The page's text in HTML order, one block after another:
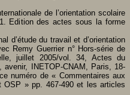
de l’orientation scolaire
Edition des actes sous la forme
d’étude du travail et d’orientation
Remy Guerrier n° Hors-série de
juillet 2005/vol. 34, Actes du
INETOP-CNAM, Paris, 18-
numéro de « Commentaires aux
» pp. 467-490 et les articles